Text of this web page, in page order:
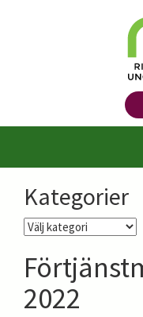
Kategorier
Kategorier
2022